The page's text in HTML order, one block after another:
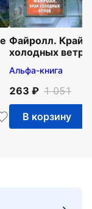
Файролл. Край
холодных
Альфа-книга
263 1 051
В корзину